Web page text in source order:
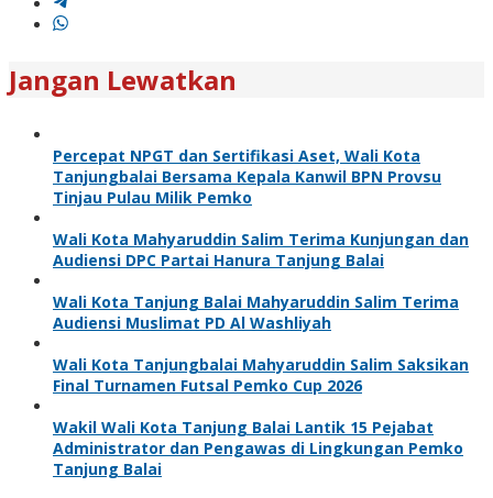
Jangan Lewatkan
Percepat NPGT dan Sertifikasi Aset, Wali Kota
Tanjungbalai Bersama Kepala Kanwil BPN Provsu
Tinjau Pulau Milik Pemko
Wali Kota Mahyaruddin Salim Terima Kunjungan dan
Audiensi DPC Partai Hanura Tanjung Balai
Wali Kota Tanjung Balai Mahyaruddin Salim Terima
Audiensi Muslimat PD Al Washliyah
Wali Kota Tanjungbalai Mahyaruddin Salim Saksikan
Final Turnamen Futsal Pemko Cup 2026
Wakil Wali Kota Tanjung Balai Lantik 15 Pejabat
Administrator dan Pengawas di Lingkungan Pemko
Tanjung Balai